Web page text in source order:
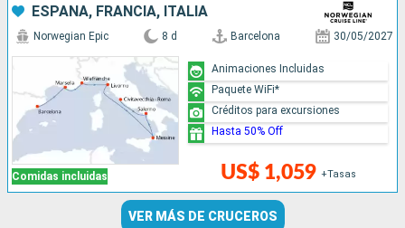
ESPAÑA, FRANCIA, ITALIA
Comidas incluidas
Norwegian Epic 8 d Barcelona 30/05/2027
US$ 1,059 +Tasas
Animaciones Incluidas
Paquete WiFi*
Créditos para excursiones
Hasta 50% Off
VER MÁS DE CRUCEROS